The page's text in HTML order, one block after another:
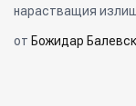
нарастващия
от Божидар